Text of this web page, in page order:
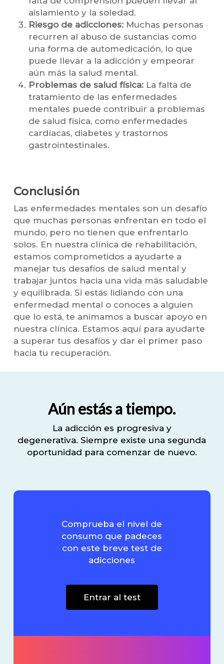
aislamiento y la soledad.
Riesgo de adicciones:Muchas personas
recurren al abuso de sustancias como
una forma de automedicación, lo que
puede llevar a la adicción y empeorar
aún más la salud mental.
Problemas de salud física:La falta de
tratamiento de las enfermedades
mentales puede contribuir a problemas
de salud física, como enfermedades
cardíacas, diabetes y trastornos
gastrointestinales.
Conclusión
Las enfermedades mentales son un desafío
que muchas personas enfrentan en todo el
mundo, pero no tienen que enfrentarlo
solos. En nuestra clínica de rehabilitación,
estamos comprometidos a ayudarte a
manejar tus desafíos de salud mental y
trabajar juntos hacia una vida más saludable
y equilibrada. Si estás lidiando con una
enfermedad mental o conoces a alguien
que lo está, te animamos a buscar apoyo en
nuestra clínica. Estamos aquí para ayudarte
a superar tus desafíos y dar el primer paso
hacia tu recuperación.
Aún estás a tiempo.
La adicción es progresiva y
degenerativa.Siempre existe una segunda
oportunidad para comenzar de nuevo.
Comprueba el nivel de
consumo que padeces
con este breve test de
adicciones
Entrar al test